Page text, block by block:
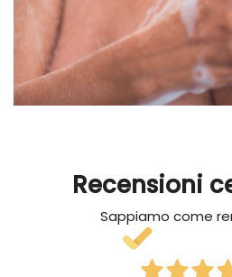
Recensioni
Sappiamo come